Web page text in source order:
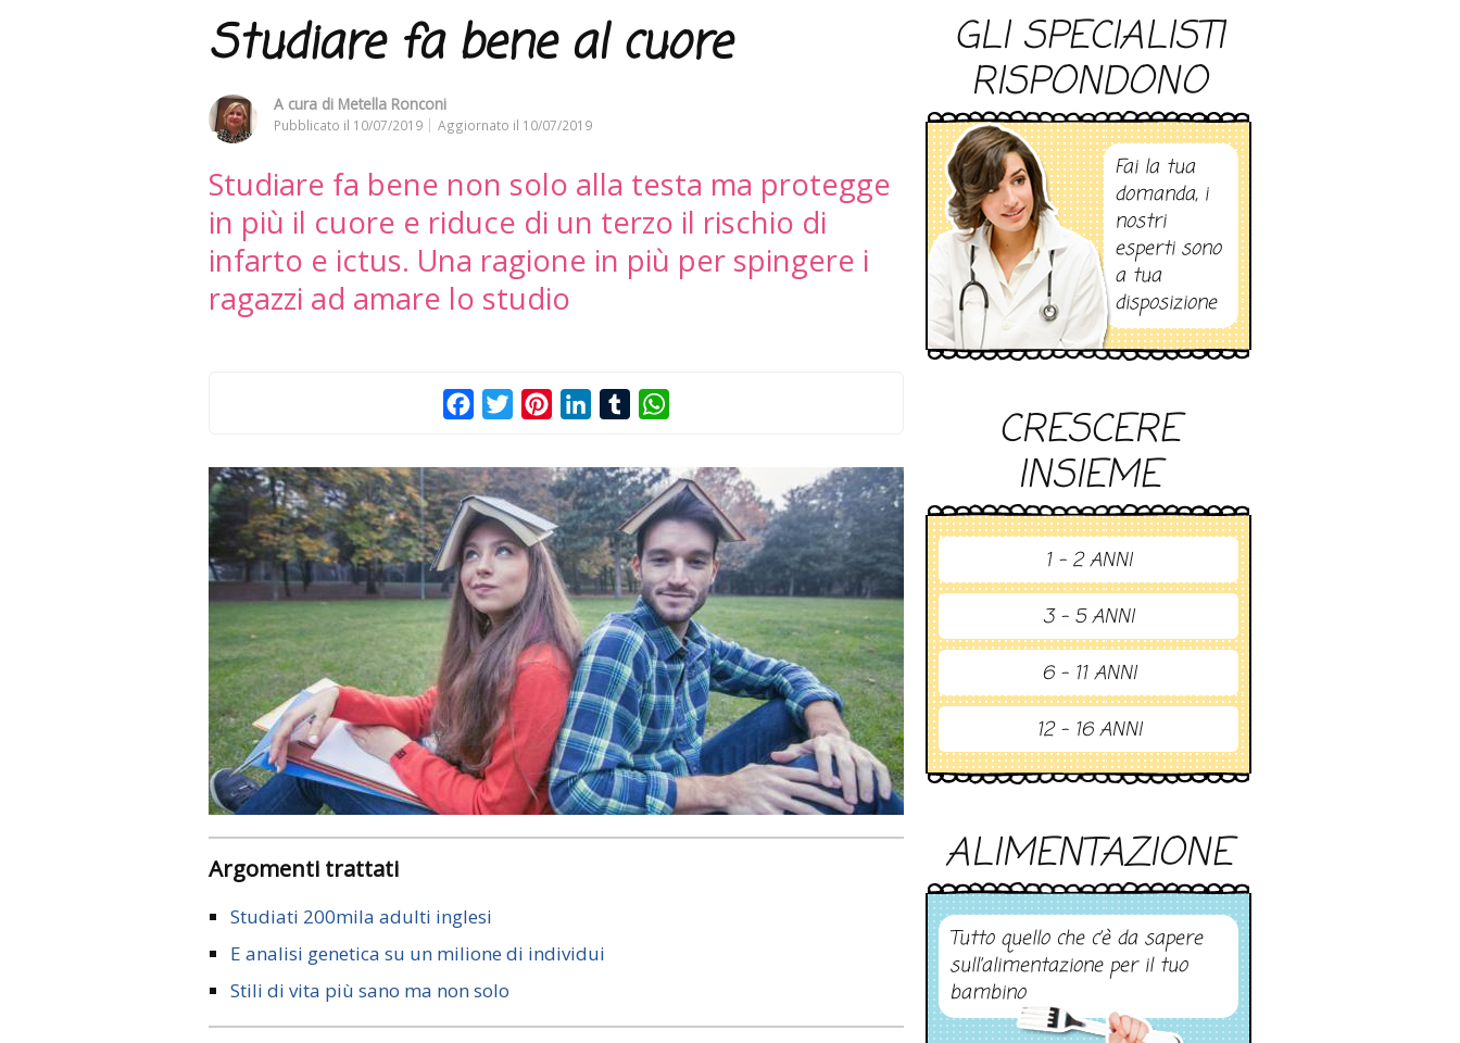
Studiare fa bene al cuore
A cura di Metella Ronconi
Pubblicato il 10/07/2019 Aggiornato il 10/07/2019
Studiare fa bene non solo alla testa ma protegge
in più il cuore e riduce di un terzo il rischio di
infarto e ictus. Una ragione in più per spingere i
ragazzi ad amare lo studio
FacebookTwitterPinterestLinkedInTumblr
Argomenti trattati
Studiati 200mila adulti inglesi
E analisi genetica su un milione di individui
Stili di vita più sano ma non solo
GLI SPECIALISTI
RISPONDONO
Fai la tua
domanda, i
nostri
esperti sono
a tua
disposizione
CRESCERE
INSIEME
1 - 2 ANNI
3 - 5 ANNI
6 - 11 ANNI
12 - 16 ANNI
ALIMENTAZIONE
Tutto quello che c’è da sapere
sull’alimentazione per il tuo
bambino